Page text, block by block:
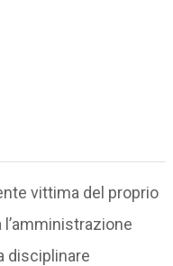
vittima del proprio
disciplinare